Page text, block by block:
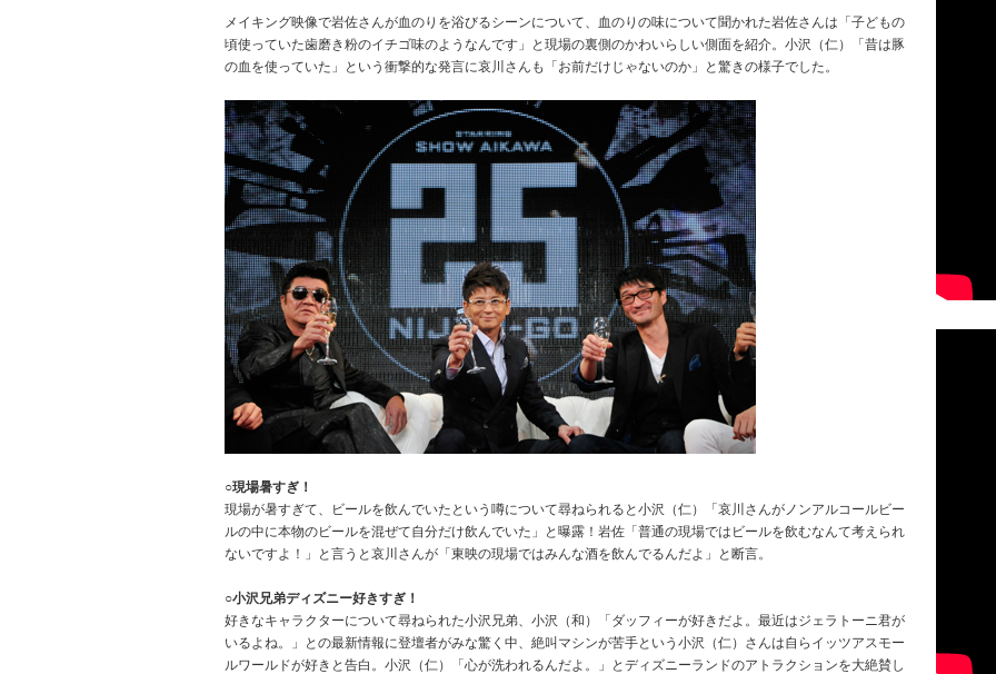
メイキング映像で岩佐さんが血のりを浴びるシーンについて、血のりの味について聞かれた岩佐さんは「子どもの
頃使っていた歯磨き粉のイチゴ味のようなんです」と現場の裏側のかわいらしい側面を紹介。小沢（仁）「昔は豚
の血を使っていた」という衝撃的な発言に哀川さんも「お前だけじゃないのか」と驚きの様子でした。
○現場暑すぎ！
現場が暑すぎて、ビールを飲んでいたという噂について尋ねられると小沢（仁）「哀川さんがノンアルコールビー
ルの中に本物のビールを混ぜて自分だけ飲んでいた」と曝露！岩佐「普通の現場ではビールを飲むなんて考えられ
ないですよ！」と言うと哀川さんが「東映の現場ではみんな酒を飲んでるんだよ」と断言。
○小沢兄弟ディズニー好きすぎ！
好きなキャラクターについて尋ねられた小沢兄弟、小沢（和）「ダッフィーが好きだよ。最近はジェラトーニ君が
いるよね。」との最新情報に登壇者がみな驚く中、絶叫マシンが苦手という小沢（仁）さんは自らイッツアスモー
ルワールドが好きと告白。小沢（仁）「心が洗われるんだよ。」とディズニーランドのアトラクションを大絶賛し